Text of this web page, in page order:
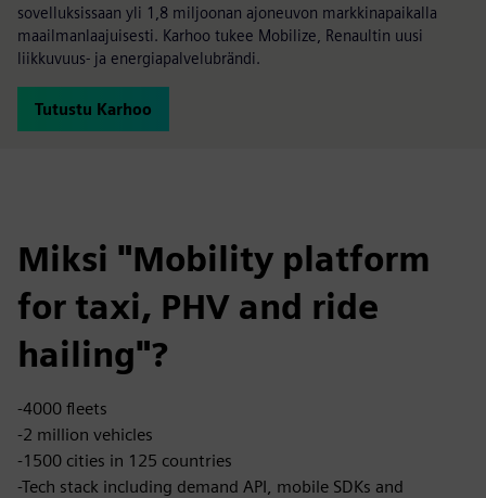
sovelluksissaan yli 1,8 miljoonan ajoneuvon markkinapaikalla
maailmanlaajuisesti. Karhoo tukee Mobilize, Renaultin uusi
liikkuvuus- ja energiapalvelubrändi.
Tutustu Karhoo
Miksi "Mobility platform
for taxi, PHV and ride
hailing"?
-4000 fleets
-2 million vehicles
-1500 cities in 125 countries
-Tech stack including demand API, mobile SDKs and